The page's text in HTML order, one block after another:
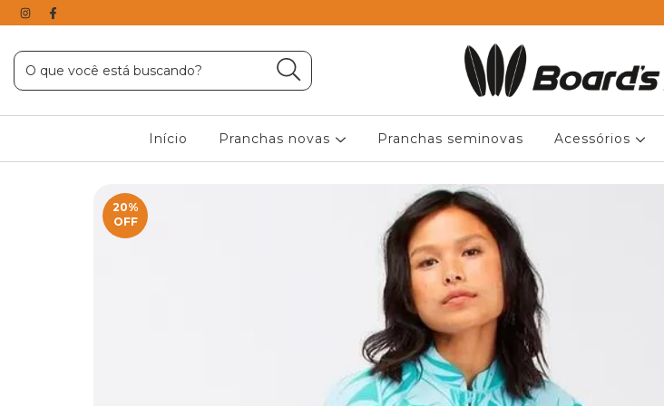
Início Pranchas novas Pranchas seminovas Acessórios
20%
OFF